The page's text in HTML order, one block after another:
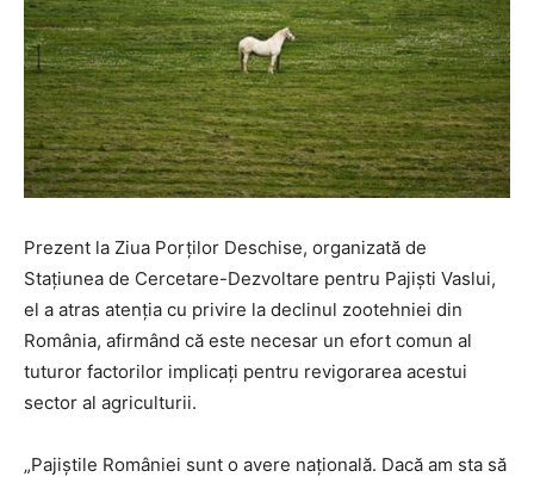
Prezent la Ziua Porților Deschise, organizată de
Stațiunea de Cercetare-Dezvoltare pentru Pajiști Vaslui,
el a atras atenția cu privire la declinul zootehniei din
România, afirmând că este necesar un efort comun al
tuturor factorilor implicați pentru revigorarea acestui
sector al agriculturii.
„Pajiștile României sunt o avere națională. Dacă am sta să